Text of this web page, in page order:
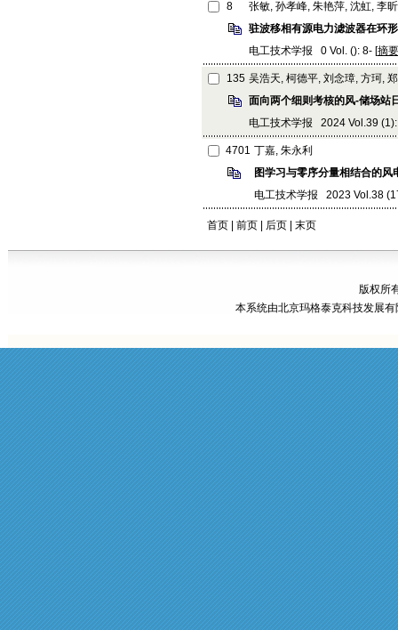
8
张敏, 孙孝峰, 朱艳萍, 沈虹, 李昕
驻波移相有源电力滤波器在环
电工技术学报 0 Vol. (): 8- [摘要
135 吴浩天, 柯德平, 刘念璋, 方珂,
面向两个细则考核的风-储场站
电工技术学报 2024 Vol.39
4701 丁嘉, 朱永利
图学习与零序分量相结合的
电工技术学报 2023 Vol.38
首页 | 前页 | 后页 末页
版权所
本系统由北京玛格泰克科技发展有